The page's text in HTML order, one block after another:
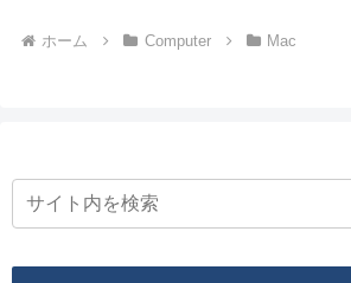
ホーム Computer Mac